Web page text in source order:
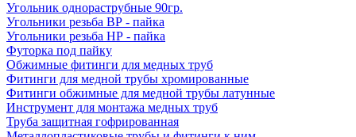
Угольник однораструбные 90гр.
Угольники резьба ВР - пайка
Угольники резьба НР - пайка
Футорка под пайку
Обжимные фитинги для медных труб
Фитинги для медной трубы хромированные
Фитинги обжимные для медной трубы латунные
Инструмент для монтажа медных труб
Труба защитная гофрированная